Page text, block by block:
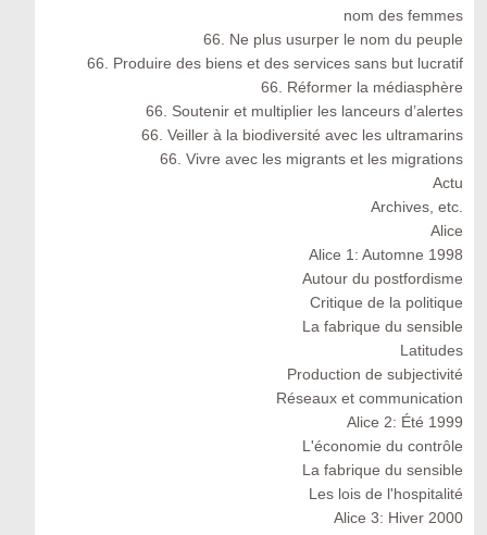
nom des femmes
66. Ne plus usurper le nom du peuple
66. Produire des biens et des services sans but lucratif
66. Réformer la médiasphère
66. Soutenir et multiplier les lanceurs d’alertes
66. Veiller à la biodiversité avec les ultramarins
66. Vivre avec les migrants et les migrations
Actu
Archives, etc.
Alice
Alice 1: Automne 1998
Autour du postfordisme
Critique de la politique
La fabrique du sensible
Latitudes
Production de subjectivité
Réseaux et communication
Alice 2: Été 1999
L'économie du contrôle
La fabrique du sensible
Les lois de l'hospitalité
Alice 3: Hiver 2000